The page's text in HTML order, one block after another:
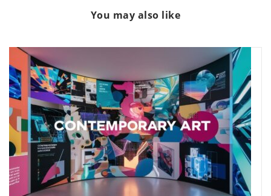
de
Arte
Contemporânea
de
2024"
Facebook
Exposições
de
Arte
Contemporânea
de
2024"
on
de
Arte
Contemporânea
de
2024"
on
Pinterest
You may also like